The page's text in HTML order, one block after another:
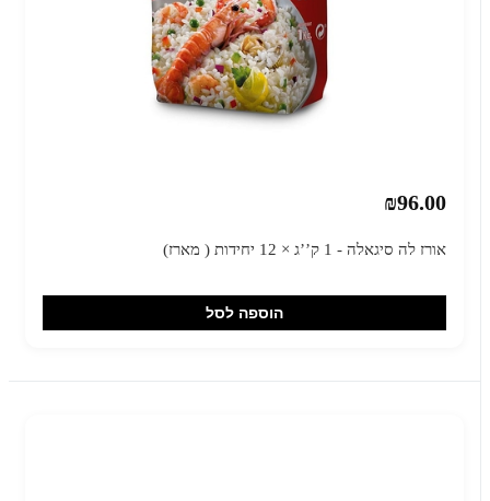
₪96.00
אורז לה סיגאלה - 1 ק’’ג × 12 יחידות ( מארז)
הוספה לסל